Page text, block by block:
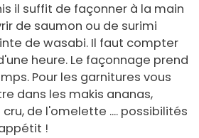
il suffit de façonner à la main
de saumon ou de surimi
de wasabi. Il faut compter
heure. Le façonnage prend
Pour les garnitures vous
dans les makis ananas,
de l'omelette .... possibilités
!